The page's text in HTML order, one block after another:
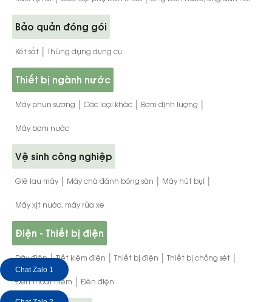
Bảo quản đóng gói
Két sắt | Thùng đựng dụng cụ
Thiết bị ngành nước
Máy phun sương | Các loại khác | Bơm định lượng |
Máy bơm nước
Vệ sinh công nghiệp
Giẻ lau máy | Máy chà đánh bóng sàn | Máy hút bụi |
Máy xịt nước, máy rửa xe
Điện - Thiết bị điện
Dây điện | Tiết kiệm điện | Thiết bị điện | Thiết bị chống sét |
Đèn thoát hiểm | Đèn điện
Chat Zalo 1